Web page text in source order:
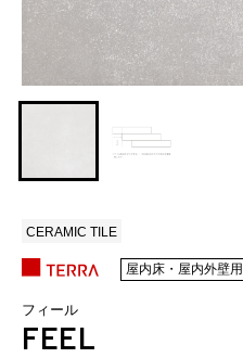
CERAMIC TILE
屋内床・屋内外壁用
フィール
FEEL